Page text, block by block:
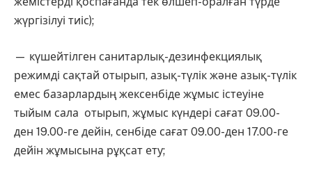
жүргізілуі тиіс);
— күшейтілген санитарлық-дезинфекциялық
режимді сақтай отырып, азық-түлік және азық-түлік
емес базарлардың жексенбіде жұмыс істеуіне
тыйым сала отырып, жұмыс күндері сағат 09.00-
ден 19.00-ге дейін, сенбіде сағат 09.00-ден 17.00-ге
дейін жұмысына рұқсат ету;